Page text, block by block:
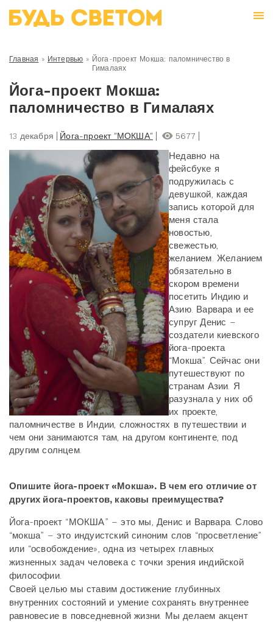
Главная » Интервью » Йога-проект Мокша: паломничество в
Гималаях
Йога-проект Мокша:
паломничество в Гималаях
13 декабря Йога-проект "МОКША" 5677
Недавно на
фейсбуке я
подружилась с
девушкой, каждая
запись которой для
меня стала
новостью,
свежестью,
желанием. Желанием
обязательно в
скором времени
посетить Индию и
Азию. Варвара и ее
супруг Денис –
создатели киевского
йога-проекта
“Мокша”. Сейчас они
путешествуют по
странам Азии. Я
разузнала у них об
их проекте,
паломничестве в Индии, сложностях в путешествии и
чем они занимаются там, на другом континенте, под
другим солнцем.
Опишите йога-проект «Мокша». В чем его отличие от
других йога-проектов, каковы преимущества?
Йога-проект “МОКША” – это мы, Денис и Варвара. Слово
“мокша” – это индуистский синоним слов “просветление”
или “освобождение», одна из четырех главных
жизненных задач человека с точки зрения индийской
философии.
Своей целью мы ставим достижение глубинных
внутренних состояний и умение сохранять внутреннее
равновесие в повседневной жизни. Мы делаем акцент